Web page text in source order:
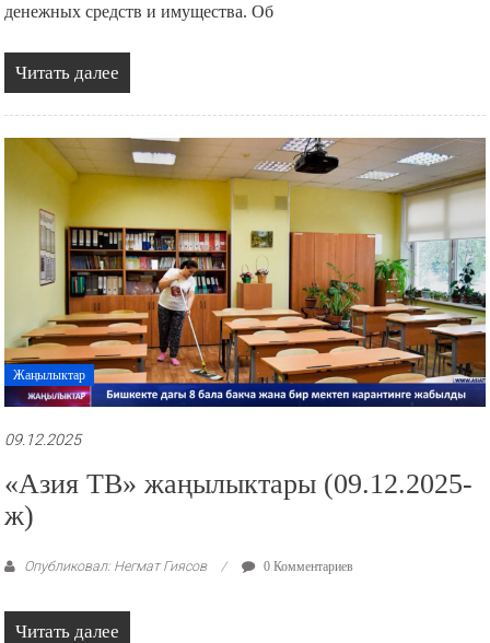
денежных средств и имущества. Об
Читать далее
Жаңылыктар
09.12.2025
«Азия ТВ» жаңылыктары (09.12.2025-
ж)
Опубликовал: Негмат Гиясов 0 Комментариев
Читать далее